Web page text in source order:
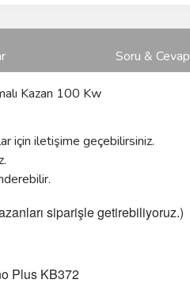
Soru & Cevap
Kazan 100 Kw
için iletişime geçebilirsiniz.
siparişle getirebiliyoruz.)
Plus KB372